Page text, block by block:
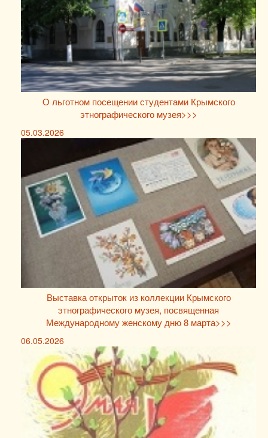
О льготном посещении студентами Крымского
этнографического музея>>>
05.03.2026
Выставка открыток из коллекции Крымского
этнографического музея, посвященная
Международному женскому дню 8 марта>>>
06.05.2026